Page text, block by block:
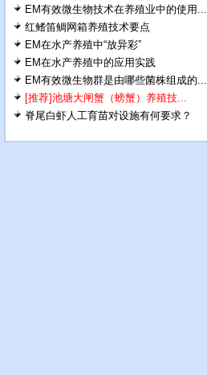
EM有效微生物技术在养殖业中的使用...
红鳍笛鲷网箱养殖技术要点
EM在水产养殖中“放异彩”
EM在水产养殖中的应用实践
EM有效微生物群是由哪些菌株组成的...
[推荐]池塘大闸蟹（螃蟹）养殖技...
脊尾白虾人工育苗对设施有何要求？